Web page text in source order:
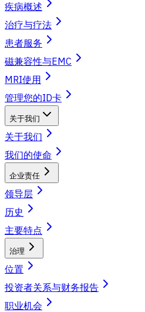
疾病概述
治疗与疗法
患者服务
磁兼容性与EMC
MRI使用
管理您的ID卡
关于我们
关于我们
我们的使命
企业责任
领导层
历史
主要特点
治理
位置
投资者关系与财务报告
职业机会